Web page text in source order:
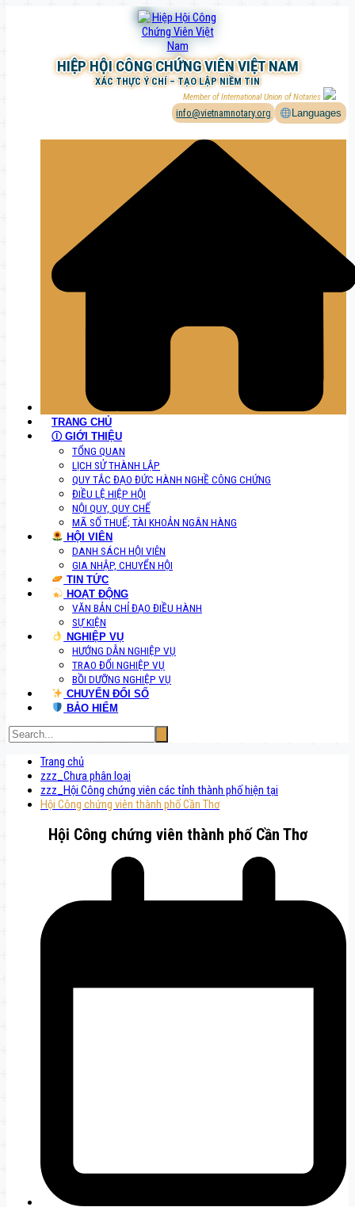
HIỆP HỘI CÔNG CHỨNG VIÊN VIỆT NAM
XÁC THỰC Ý CHÍ – TẠO LẬP NIỀM TIN
Member of International Union of Notaries
info@vietnamnotary.org Languages
TRANG CHỦ
Ⓘ GIỚI THIỆU
TỔNG QUAN
LỊCH SỬ THÀNH LẬP
QUY TẮC ĐẠO ĐỨC HÀNH NGHỀ CÔNG CHỨNG
ĐIỀU LỆ HIỆP HỘI
NỘI QUY, QUY CHẾ
MÃ SỐ THUẾ; TÀI KHOẢN NGÂN HÀNG
HỘI VIÊN
DANH SÁCH HỘI VIÊN
GIA NHẬP, CHUYỂN HỘI
TIN TỨC
HOẠT ĐỘNG
VĂN BẢN CHỈ ĐẠO ĐIỀU HÀNH
SỰ KIỆN
NGHIỆP VỤ
HƯỚNG DẪN NGHIỆP VỤ
TRAO ĐỔI NGHIỆP VỤ
BỒI DƯỠNG NGHIỆP VỤ
CHUYỂN ĐỔI SỐ
BẢO HIỂM
Trang chủ
zzz_Chưa phân loại
zzz_Hội Công chứng viên các tỉnh thành phố hiện tại
Hội Công chứng viên thành phố Cần Thơ
Hội Công chứng viên thành phố Cần Thơ